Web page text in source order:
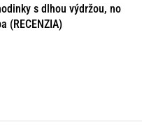
s dlhou výdržou, no
(RECENZIA)